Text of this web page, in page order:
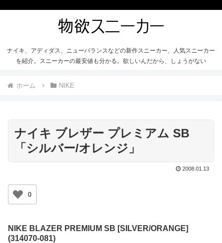
ナイキ、アディダス、ニューバランスなどの新作スニーカー、人気スニーカー
を紹介。スニーカーの最安値も分かる。欲しいんだから、しょうがない
ホーム NIKE
ナイキ ブレザー プレミアム SB
「シルバー/オレンジ」
2008.01.13
0
NIKE BLAZER PREMIUM SB [SILVER/ORANGE]
(314070-081)